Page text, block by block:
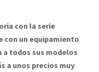
con la serie
con un equipamiento
a todos sus modelos
a unos precios muy